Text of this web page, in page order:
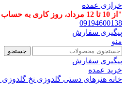
خرازی عمده
"از 10 تا 12 مرداد، روز کاری به حساب نمی آید!"
09194600138
پیگیری سفارش
منو
جستجو
پیگیری سفارش
خرید عمده
خانه هنرهای دستی گلدوزی نخ گلدوزی